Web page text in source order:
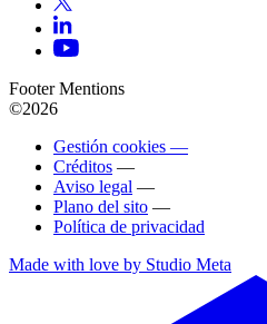
Footer Mentions
©2026
Gestión cookies —
Créditos —
Aviso legal —
Plano del sito —
Política de privacidad
Made with love by Studio Meta